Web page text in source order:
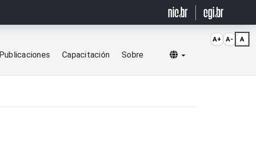
Publicaciones Capacitación Sobre Selecionar idioma
A+ A- A